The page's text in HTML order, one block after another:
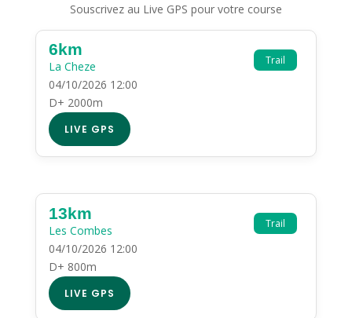
Souscrivez au Live GPS pour votre course
Trail
6km
La Cheze
04/10/2026 12:00
D+ 2000m
LIVE GPS
Trail
13km
Les Combes
04/10/2026 12:00
D+ 800m
LIVE GPS